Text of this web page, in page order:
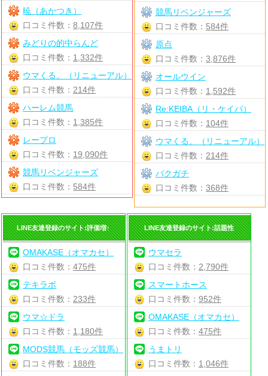
暁（あかつき）
口コミ件数：8,107件
みどりの的中らんど
口コミ件数： 1,332件
ウマくる。（リニューアル）
口コミ件数： 214件
ハーレム競馬
口コミ件数： 1,385件
レープロ
口コミ件数： 19,090件
競馬リベンジャーズ
口コミ件数： 584件
競馬リベンジャーズ
口コミ件数： 584件
原点
口コミ件数： 3,876件
オールウイン
口コミ件数： 1,592件
Re:KEIBA（リ・ケイバ）
口コミ件数： 104件
ウマくる。（リニューアル）
口コミ件数： 214件
バクガチ
口コミ件数： 368件
LINE友達登録のサイト:評価増↑
OMAKASE（オマカセ）
口コミ件数：475件
テキラボ
口コミ件数： 233件
ウマ☆ドラ
口コミ件数： 1,180件
MODS競馬（モッズ競馬）
口コミ件数： 188件
LINE友達登録のサイト:話題性
ウマセラ
口コミ件数： 2,790件
スマートホース
口コミ件数： 952件
OMAKASE（オマカセ）
口コミ件数： 475件
うまトリ
口コミ件数： 1,046件